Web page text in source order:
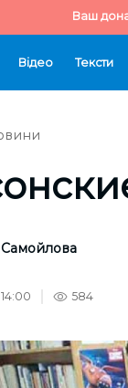
Ваш
Відео Тексти
584